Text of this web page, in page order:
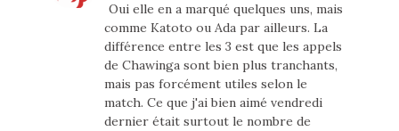
Oui elle en a marqué quelques uns, mais
comme Katoto ou Ada par ailleurs. La
différence entre les 3 est que les appels
de Chawinga sont bien plus tranchants,
mais pas forcément utiles selon le
match. Ce que j'ai bien aimé vendredi
dernier était surtout le nombre de